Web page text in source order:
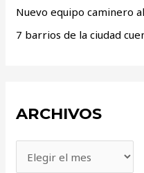
Nuevo equipo caminero
7 barrios de la ciudad
ARCHIVOS